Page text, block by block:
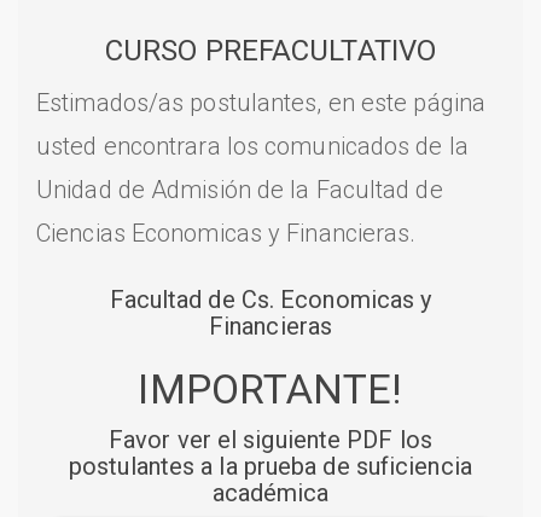
CURSO PREFACULTATIVO
Estimados/as postulantes, en este página
usted encontrara los comunicados de la
Unidad de Admisión de la Facultad de
Ciencias Economicas y Financieras.
Facultad de Cs. Economicas y
Financieras
IMPORTANTE!
Favor ver el siguiente PDF los
postulantes a la prueba de suficiencia
académica